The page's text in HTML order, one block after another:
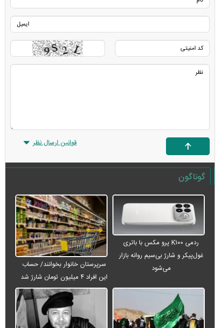
قوانین ارسال نظر
گوناگون
ردمی K۱۰۰ پرو مکس با باتری
غول‌پیکر و شارژ بی‌سیم روانه بازار
می‌شود
سرپرستان خانوار بخوانند/ حساب
این افراد ۴ میلیون تومان شارژ شد